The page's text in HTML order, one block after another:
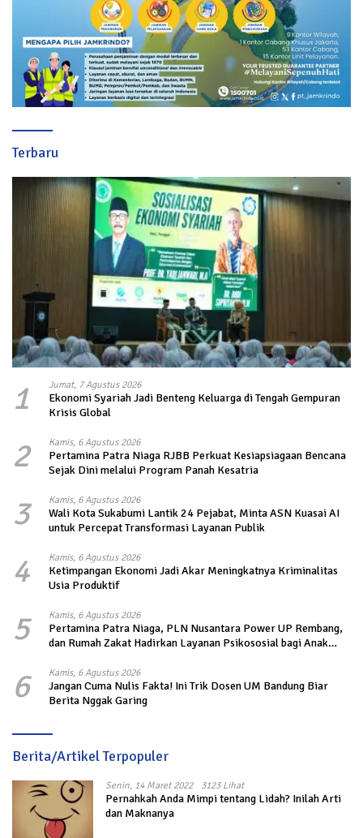
Terbaru
1 Jumat, 7 Agustus 2026
Ekonomi Syariah Jadi Benteng Keluarga di Tengah Gempuran
Krisis Global
2 Kamis, 6 Agustus 2026
Pertamina Patra Niaga RJBB Perkuat Kesiapsiagaan Bencana
Sejak Dini melalui Program Panah Kesatria
3 Kamis, 6 Agustus 2026
Wali Kota Sukabumi Lantik 24 Pejabat, Minta ASN Kuasai AI
untuk Percepat Transformasi Layanan Publik
4 Kamis, 6 Agustus 2026
Ketimpangan Ekonomi Jadi Akar Meningkatnya Kriminalitas
Usia Produktif
5 Kamis, 6 Agustus 2026
Pertamina Patra Niaga, PLN Nusantara Power UP Rembang,
dan Rumah Zakat Hadirkan Layanan Psikososial bagi Anak
6 Kamis, 6 Agustus 2026
Jangan Cuma Nulis Fakta! Ini Trik Dosen UM Bandung Biar
Berita Nggak Garing
Berita/Artikel Terpopuler
Senin, 14 Maret 2022 3123 Lihat
Pernahkah Anda Mimpi tentang Lidah? Inilah Arti
dan Maknanya